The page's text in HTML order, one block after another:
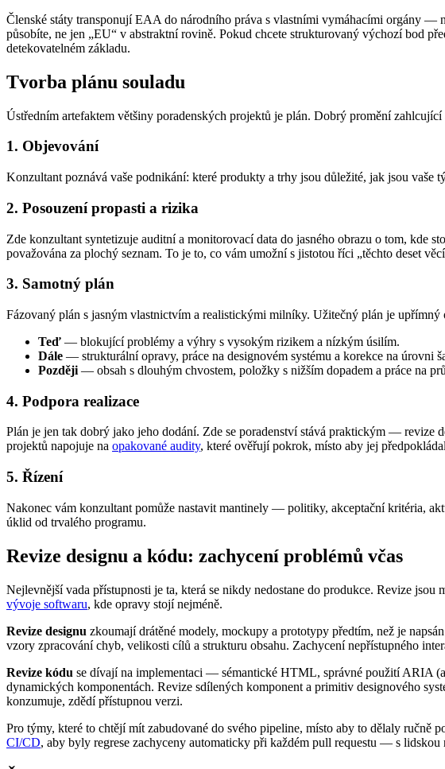
Členské státy transponují EAA do národního práva s vlastními vymáhacími orgány
působíte, ne jen „EU“ v abstraktní rovině. Pokud chcete strukturovaný výchozí bod
detekovatelném základu.
Tvorba plánu souladu
Ústředním artefaktem většiny poradenských projektů je plán. Dobrý promění
1. Objevování
Konzultant poznává vaše podnikání: které produkty a trhy jsou důležité, jak jsou vaše
2. Posouzení propasti a rizika
Zde konzultant syntetizuje auditní a monitorovací data do jasného obrazu o tom, kde
považována za plochý seznam. To je to, co vám umožní s jistotou říci „těchto deset
3. Samotný plán
Fázovaný plán s jasným vlastnictvím a realistickými milníky. Užitečný plán je
Teď — blokující problémy a výhry s vysokým rizikem a nízkým úsilím.
Dále — strukturální opravy, práce na designovém systému a korekce na úrovni
Později — obsah s dlouhým chvostem, položky s nižším dopadem a práce na
4. Podpora realizace
Plán je jen tak dobrý jako jeho dodání. Zde se poradenství stává praktickým — revize
projektů napojuje na opakované audity, které ověřují pokrok, místo aby jej
5. Řízení
Nakonec vám konzultant pomůže nastavit mantinely — politiky, akceptační kritéria,
úklid od trvalého programu.
Revize designu a kódu: zachycení problémů včas
Nejlevnější vada přístupnosti je ta, která se nikdy nedostane do produkce. Revize
vývoje softwaru, kde opravy stojí nejméně.
Revize designu zkoumají drátěné modely, mockupy a prototypy předtím, než je
vzory zpracování chyb, velikosti cílů a strukturu obsahu. Zachycení nepřístupného
Revize kódu se dívají na implementaci — sémantické HTML, správné použití ARIA
dynamických komponentách. Revize sdílených komponent a primitiv designového
konzumuje, zdědí přístupnou verzi.
Pro týmy, které to chtějí mít zabudované do svého pipeline, místo aby to dělaly
CI/CD, aby byly regrese zachyceny automaticky při každém pull requestu — s